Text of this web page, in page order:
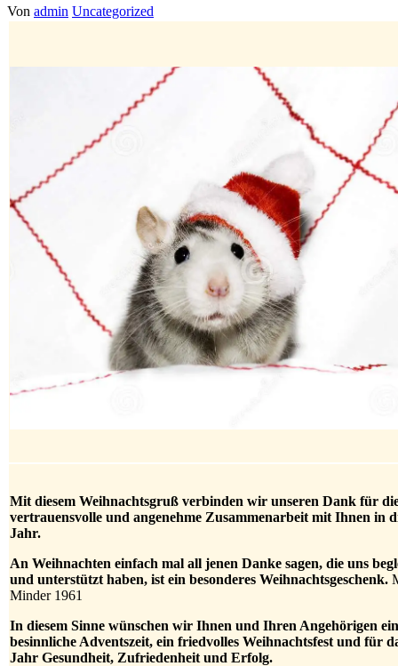
Von admin Uncategorized
Mit diesem Weihnachtsgruß verbinden wir unseren Dank für
vertrauensvolle und angenehme Zusammenarbeit mit Ihnen in
Jahr.
An Weihnachten einfach mal all jenen Danke sagen, die uns
und unterstützt haben, ist ein besonderes Weihnachtsgeschenk.
Minder 1961
In diesem Sinne wünschen wir Ihnen und Ihren Angehörigen
besinnliche Adventszeit, ein friedvolles Weihnachtsfest und für
Jahr Gesundheit, Zufriedenheit und Erfolg.